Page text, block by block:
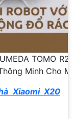
TOMO
Minh Cho
Xiaomi X20